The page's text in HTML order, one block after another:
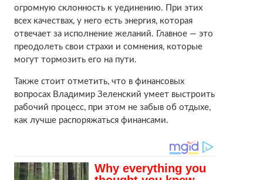
огромную склонность к уединению. При этих
всех качествах, у него есть энергия, которая
отвечает за исполнение желаний. Главное — это
преодолеть свои страхи и сомнения, которые
могут тормозить его на пути.
Также стоит отметить, что в финансовых
вопросах Владимир Зеленский умеет выстроить
рабочий процесс, при этом не забыв об отдыхе,
как лучше распоряжаться финансами.